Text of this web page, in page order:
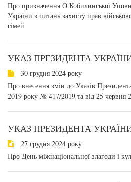
Про призначення О.Кобилинської
України з питань захисту прав
сімей
УКАЗ ПРЕЗИДЕНТА
30 грудня 2024 року
Про внесення змін до Указів
2019 року № 417/2019 та від 25
УКАЗ ПРЕЗИДЕНТА
27 грудня 2024 року
Про День міжнаціональної злагоди і